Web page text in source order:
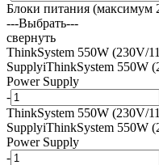
Блоки питания (максимум
---Выбрать---
свернуть
ThinkSystem 550W (230V/
SupplyiThinkSystem 550W
Power Supply
-
ThinkSystem 550W (230V/
SupplyiThinkSystem 550W
Power Supply
-